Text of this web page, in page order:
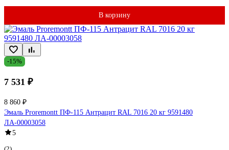
В корзину
-15%
7 531 ₽
8 860 ₽
Эмаль Proremontt ПФ-115 Антрацит RAL 7016 20 кг 9591480
ЛА-00003058
5